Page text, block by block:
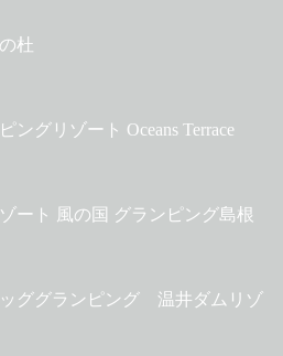
杜
ングリゾート Oceans Terrace
ート 風の国 グランピング島根
ッググランピング 温井ダムリゾ